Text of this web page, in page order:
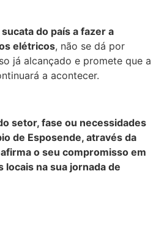
do país a fazer a
elétricos, não se dá por
já alcançado e promete que a
a acontecer.
setor, fase ou necessidades
de Esposende, através da
o seu compromisso em
na sua jornada de